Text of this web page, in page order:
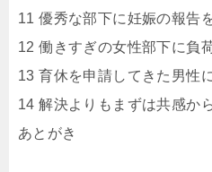
11 優秀な部下に妊娠の報告
12 働きすぎの女性部下に負
13 育休を申請してきた男性
14 解決よりもまずは共感か
あとがき